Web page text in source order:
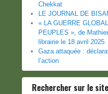
Chekkat
LE JOURNAL DE
« LA GUERRE
PEUPLES », de
librairie le 18 avril 2025
Gaza attaquée :
l’action
Rechercher sur le site